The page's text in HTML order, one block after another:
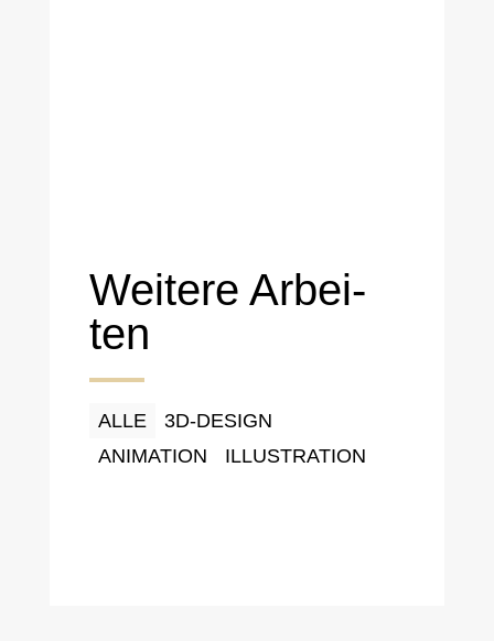
Weitere Arbei­
ten
ALLE
3D-DESIGN
ANIMA­TION
ILLUS­TRA­TION